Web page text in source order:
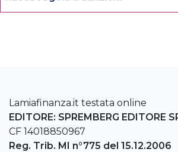
Lamiafinanza.it testata online
EDITORE: SPREMBERG EDITORE
CF 14018850967
Reg. Trib. MI n°775 del 15.12.2006